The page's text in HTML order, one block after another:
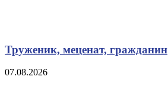
Труженик, меценат, гражданин
07.08.2026